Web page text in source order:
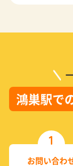
鴻巣駅で
1
お問い合わ